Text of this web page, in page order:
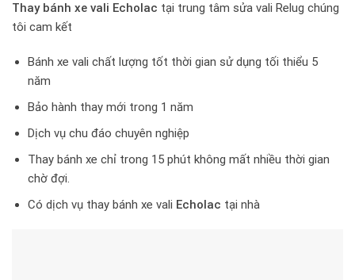
Thay bánh xe vali Echolac tại trung tâm sửa vali Relug chúng
tôi cam kết
Bánh xe vali chất lượng tốt thời gian sử dụng tối thiểu 5
năm
Bảo hành thay mới trong 1 năm
Dịch vụ chu đáo chuyên nghiệp
Thay bánh xe chỉ trong 15 phút không mất nhiều thời gian
chờ đợi.
Có dịch vụ thay bánh xe vali Echolac tại nhà